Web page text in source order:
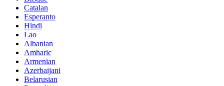
Catalan
Esperanto
Hindi
Lao
Albanian
Amharic
Armenian
Azerbaijani
Belarusian